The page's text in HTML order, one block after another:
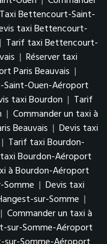
Taxi Bettencourt-Saint-
taxi Bettencourt-
| Tarif taxi Bettencourt-
| Réserver taxi
Paris Beauvais |
Ouen-Aéroport
taxi Bourdon | Tarif
| Commander un taxi à
Beauvais | Devis taxi
| Tarif taxi Bourdon-
Bourdon-Aéroport
à Bourdon-Aéroport
Somme | Devis taxi
sur-Somme |
| Commander un taxi à
sur-Somme-Aéroport